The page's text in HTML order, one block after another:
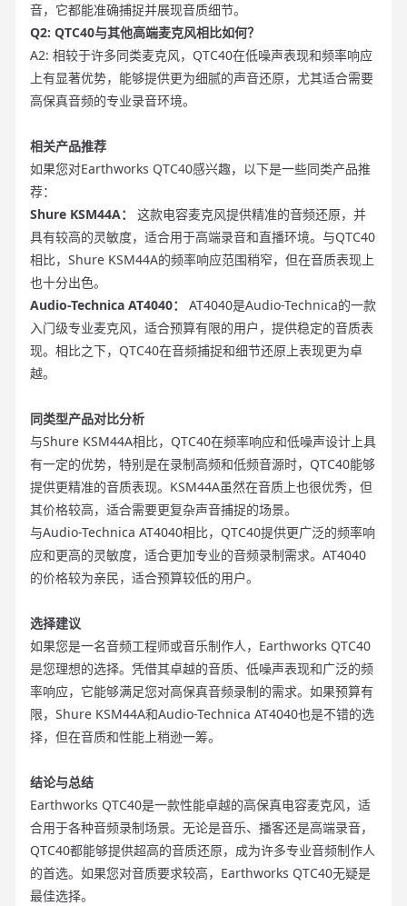
音，它都能准确捕捉并展现音质细节。
Q2: QTC40与其他高端麦克风相比如何？
A2: 相较于许多同类麦克风，QTC40在低噪声表现和频率响应
上有显著优势，能够提供更为细腻的声音还原，尤其适合需要
高保真音频的专业录音环境。
相关产品推荐
如果您对Earthworks QTC40感兴趣，以下是一些同类产品推
荐：
Shure KSM44A：
这款电容麦克风提供精准的音频还原，并
具有较高的灵敏度，适合用于高端录音和直播环境。与QTC40
相比，Shure KSM44A的频率响应范围稍窄，但在音质表现上
也十分出色。
Audio-Technica AT4040：
AT4040是Audio-Technica的一款
入门级专业麦克风，适合预算有限的用户，提供稳定的音质表
现。相比之下，QTC40在音频捕捉和细节还原上表现更为卓
越。
同类型产品对比分析
与Shure KSM44A相比，QTC40在频率响应和低噪声设计上具
有一定的优势，特别是在录制高频和低频音源时，QTC40能够
提供更精准的音质表现。KSM44A虽然在音质上也很优秀，但
其价格较高，适合需要更复杂声音捕捉的场景。
与Audio-Technica AT4040相比，QTC40提供更广泛的频率响
应和更高的灵敏度，适合更加专业的音频录制需求。AT4040
的价格较为亲民，适合预算较低的用户。
选择建议
如果您是一名音频工程师或音乐制作人，Earthworks QTC40
是您理想的选择。凭借其卓越的音质、低噪声表现和广泛的频
率响应，它能够满足您对高保真音频录制的需求。如果预算有
限，Shure KSM44A和Audio-Technica AT4040也是不错的选
择，但在音质和性能上稍逊一筹。
结论与总结
Earthworks QTC40是一款性能卓越的高保真电容麦克风，适
合用于各种音频录制场景。无论是音乐、播客还是高端录音，
QTC40都能够提供超高的音质还原，成为许多专业音频制作人
的首选。如果您对音质要求较高，Earthworks QTC40无疑是
最佳选择。